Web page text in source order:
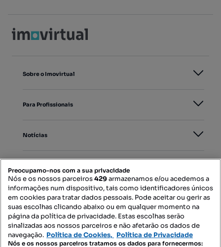
Sobre o Imovirtual
Para Profissionais
Notícias
Mapa do Site
Contacte-nos
Preocupamo-nos com a sua privacidade
Nós e os nossos parceiros429armazenamos e/ou acedemos a
informações num dispositivo, tais como identificadores únicos
em cookies para tratar dados pessoais. Pode aceitar ou gerir as
suas escolhas clicando abaixo ou em qualquer momento na
página da política de privacidade. Estas escolhas serão
sinalizadas aos nossos parceiros e não afetarão os dados de
navegação. Política de Cookies, Política de Privacidade
Nós e os nossos parceiros tratamos os dados para fornecermos: